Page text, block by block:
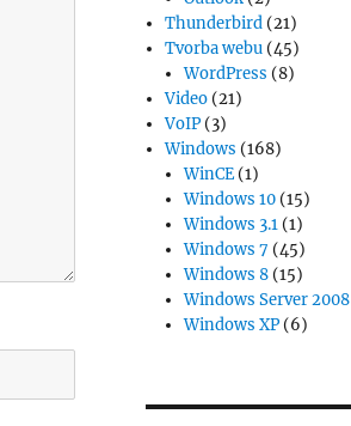
Thunderbird (21)
Tvorba webu (45)
WordPress (8)
Video (21)
VoIP (3)
Windows (168)
WinCE (1)
Windows 10 (15)
Windows 3.1 (1)
Windows 7 (45)
Windows 8 (15)
Windows Server 2008
Windows XP (6)